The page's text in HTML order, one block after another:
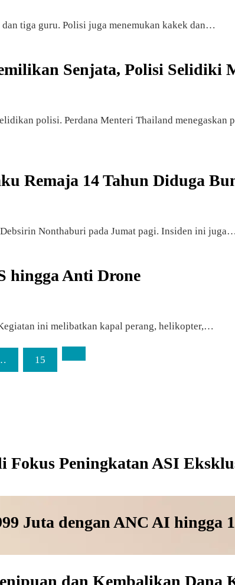
tiga guru. Polisi juga menemukan kakek dan…
Senjata, Polisi Selidiki
polisi. Perdana Menteri Thailand menegaskan
Remaja 14 Tahun Diduga
Nonthaburi pada Jumat pagi. Insiden ini juga…
hingga Anti Drone
ini melibatkan kapal perang, helikopter,…
15
Peningkatan ASI
Juta dengan ANC AI hingga
dan Kembalikan